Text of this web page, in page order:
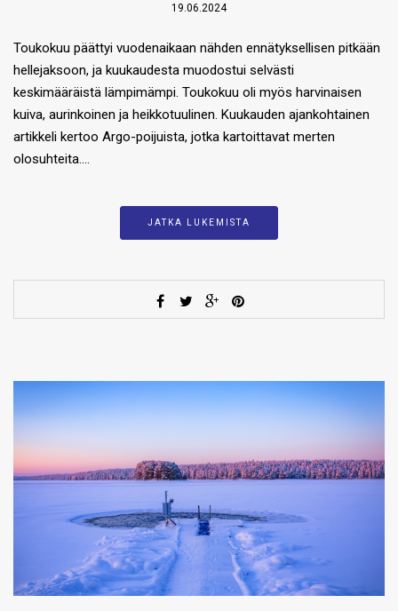
19.06.2024
Toukokuu päättyi vuodenaikaan nähden ennätyksellisen pitkään
hellejaksoon, ja kuukaudesta muodostui selvästi
keskimääräistä lämpimämpi. Toukokuu oli myös harvinaisen
kuiva, aurinkoinen ja heikkotuulinen. Kuukauden ajankohtainen
artikkeli kertoo Argo-poijuista, jotka kartoittavat merten
olosuhteita….
JATKA LUKEMISTA